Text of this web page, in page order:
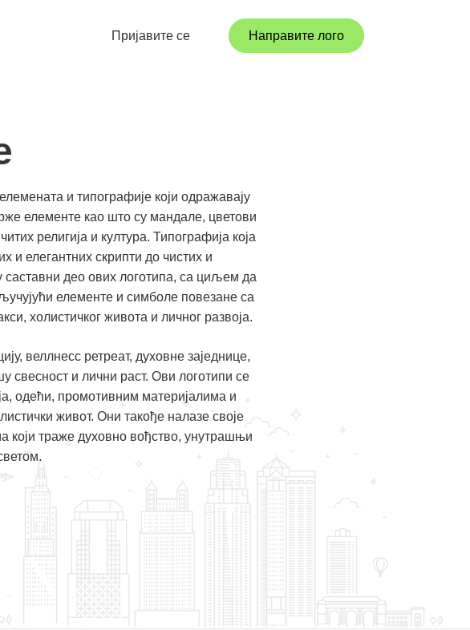
Пријавите се Направите лого
и типографије који одражавају
елементе као што су мандале, цветови
религија и култура. Типографија која
и елегантних скрипти до чистих и
део ових логотипа, са циљем да
елементе и симболе повезане са
холистичког живота и личног развоја.
веллнесс ретреат, духовне заједнице,
свесност и лични раст. Ови логотипи се
одећи, промотивним материјалима и
живот. Они такође налазе своје
који траже духовно вођство, унутрашњи